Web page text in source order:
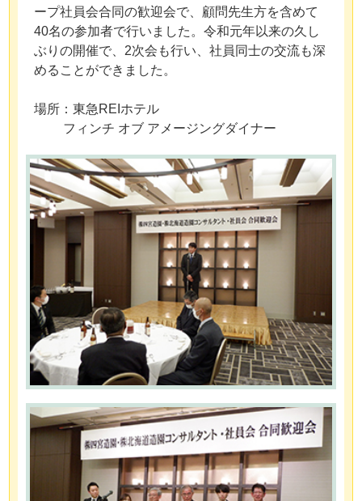
ープ社員会合同の歓迎会で、顧問先生方を含めて
40名の参加者で行いました。令和元年以来の久し
ぶりの開催で、2次会も行い、社員同士の交流も深
めることができました。
場所：東急REIホテル
フィンチ オブ アメージングダイナー